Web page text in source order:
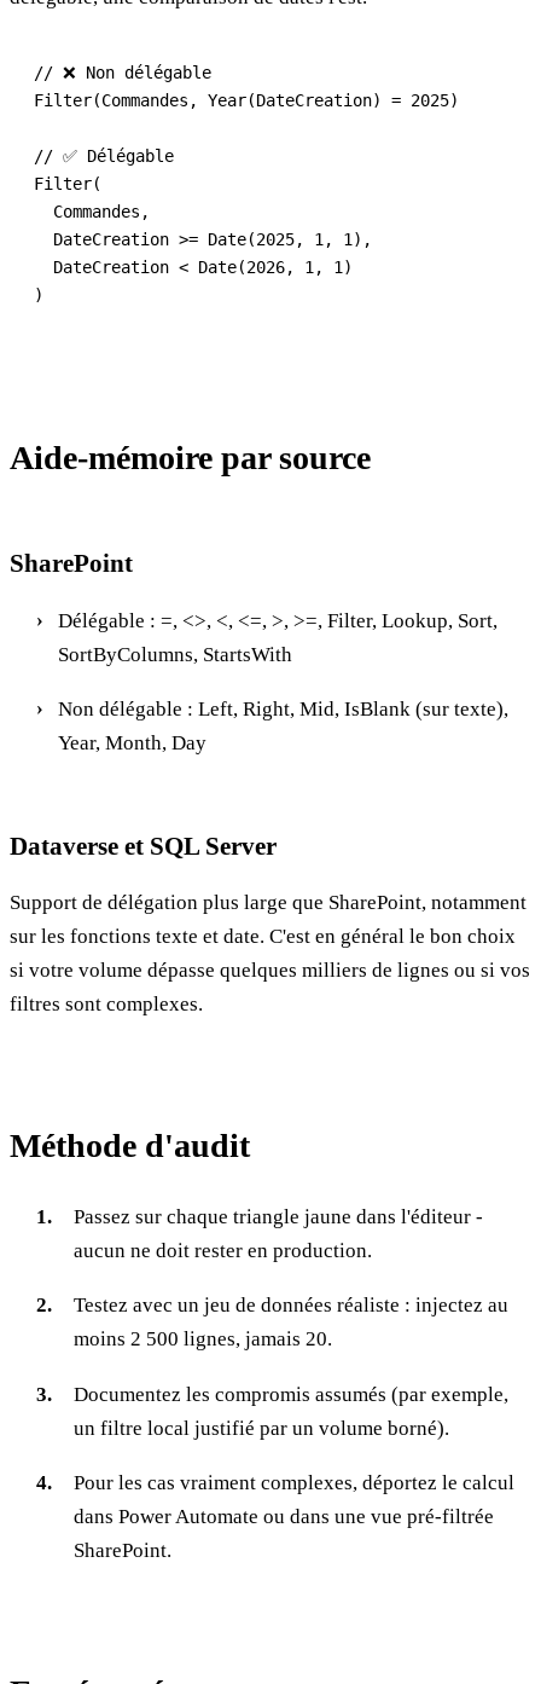
// ❌ Non délégable
Filter(Commandes, Year(DateCreation) = 2025)
// ✅ Délégable
Filter(
  Commandes,
  DateCreation >= Date(2025, 1, 1),
  DateCreation < Date(2026, 1, 1)
Aide-mémoire par source
SharePoint
Délégable : =, <>, <, <=, >, >=, Filter, Lookup, Sort,
SortByColumns, StartsWith
Non délégable : Left, Right, Mid, IsBlank (sur texte),
Year, Month, Day
Dataverse et SQL Server
Support de délégation plus large que SharePoint, notamment
sur les fonctions texte et date. C'est en général le bon choix
si votre volume dépasse quelques milliers de lignes ou si vos
filtres sont complexes.
Méthode d'audit
Passez sur chaque triangle jaune dans l'éditeur -
aucun ne doit rester en production.
Testez avec un jeu de données réaliste : injectez au
moins 2 500 lignes, jamais 20.
Documentez les compromis assumés (par exemple,
un filtre local justifié par un volume borné).
Pour les cas vraiment complexes, déportez le calcul
dans Power Automate ou dans une vue pré-filtrée
SharePoint.